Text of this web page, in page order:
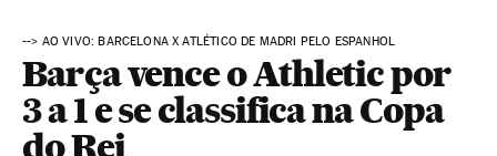
--> AO VIVO: BARCELONA X ATLÉTICO DE MADRI PELO ESPANHOL
Barça vence o Athletic por
3 a 1 e se classifica na Copa
do Rei